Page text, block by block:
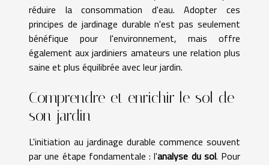
réduire la consommation d'eau. Adopter ces
principes de jardinage durable n'est pas seulement
bénéfique pour l'environnement, mais offre
également aux jardiniers amateurs une relation plus
saine et plus équilibrée avec leur jardin.
Comprendre et enrichir le sol de
son jardin
L'initiation au jardinage durable commence souvent
par une étape fondamentale : l'analyse du sol. Pour